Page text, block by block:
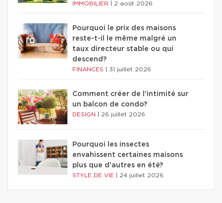
IMMOBILIER 2 août 2026
Pourquoi le prix des maisons
reste-t-il le même malgré un
taux directeur stable ou qui
descend?
FINANCES 31 juillet 2026
Comment créer de l'intimité sur
un balcon de condo?
DESIGN 26 juillet 2026
Pourquoi les insectes
envahissent certaines maisons
plus que d'autres en été?
STYLE DE VIE 24 juillet 2026